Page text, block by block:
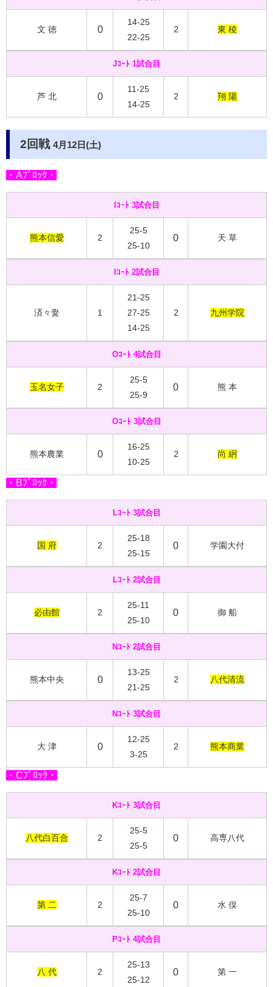
文 徳 0
14-25
22-25
2 東 稜
Jｺｰﾄ 1試合目
芦 北 0
11-25
14-25
2 翔 陽
2回戦 4月12日(土)
・Aﾌﾞﾛｯｸ・
Iｺｰﾄ 3試合目
熊本信愛 2
25-5
25-10
0 天 草
Iｺｰﾄ 2試合目
済々黌 1
21-25
27-25
14-25
2 九州学院
Oｺｰﾄ 4試合目
玉名女子 2
25-5
25-9
0 熊 本
Oｺｰﾄ 3試合目
熊本農業 0
16-25
10-25
2 尚 絅
・Bﾌﾞﾛｯｸ・
Lｺｰﾄ 3試合目
国 府 2
25-18
25-15
0 学園大付
Lｺｰﾄ 2試合目
必由館 2
25-11
25-10
0 御 船
Nｺｰﾄ 2試合目
熊本中央 0
13-25
21-25
2 八代清流
Nｺｰﾄ 3試合目
大 津 0
12-25
3-25
2 熊本商業
・Cﾌﾞﾛｯｸ・
Kｺｰﾄ 3試合目
八代白百合 2
25-5
25-5
0 高専八代
Kｺｰﾄ 2試合目
第 二 2
25-7
25-10
0 水 俣
Pｺｰﾄ 4試合目
八 代 2
25-13
25-12
0 第 一